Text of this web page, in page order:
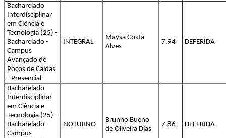
Bacharelado
Interdisciplinar
em Ciência e
Tecnologia (25) -
Bacharelado -
Campus
Avançado de
Poços de Caldas
- Presencial
INTEGRAL
Maysa Costa
Alves
7.94 DEFERIDA
Bacharelado
Interdisciplinar
em Ciência e
Tecnologia (25) -
Bacharelado -
Campus
NOTURNO
Brunno Bueno
de Oliveira Dias
7.86 DEFERIDA